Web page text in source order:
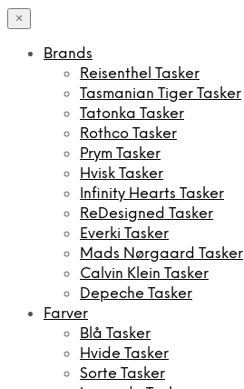
×
Brands
Reisenthel Tasker
Tasmanian Tiger Tasker
Tatonka Tasker
Rothco Tasker
Prym Tasker
Hvisk Tasker
Infinity Hearts Tasker
ReDesigned Tasker
Everki Tasker
Mads Nørgaard Tasker
Calvin Klein Tasker
Depeche Tasker
Farver
Blå Tasker
Hvide Tasker
Sorte Tasker